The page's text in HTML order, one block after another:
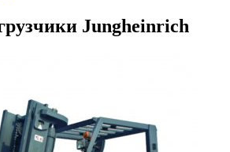
Jungheinrich